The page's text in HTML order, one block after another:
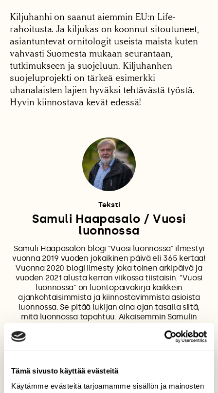
Tämä sivusto käyttää evästeitä
Käytämme evästeitä tarjoamamme sisällön ja mainosten
Kiljuhanhi on saanut aiemmin EU:n Life-
rahoitusta. Ja kiljukas on koonnut sitoutuneet,
asiantuntevat ornitologit useista maista kuten
vahvasti Suomesta mukaan seurantaan,
tutkimukseen ja suojeluun. Kiljuhanhen
suojeluprojekti on tärkeä esimerkki
uhanalaisten lajien hyväksi tehtävästä työstä.
Hyvin kiinnostava kevät edessä!
Teksti
Samuli Haapasalo / Vuosi
luonnossa
Samuli Haapasalon blogi "Vuosi luonnossa" ilmestyi
vuonna 2019 vuoden jokaikinen päivä eli 365 kertaa!
Vuonna 2020 blogi ilmesty joka toinen arkipäivä ja
vuoden 2021 alusta kerran viikossa tiistaisin. "Vuosi
luonnossa" on luontopäiväkirja kaikkein
ajankohtaisimmista ja kiinnostavimmista asioista
luonnossa. Se pitää lukijan aina ajan tasalla siitä,
mitä luonnossa tapahtuu. Aikaisemmin Samulin
luonnossa" ja "Linturetkellä" -juttusarjoista. Pitkän
linjan luontoharrastajana hän on kirjoittanut ja
kirjoittama ja kuvaama kirja "Tii tii tiainen" ilmestyi
vuonna 2017.